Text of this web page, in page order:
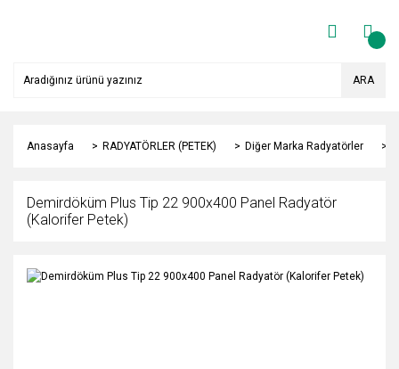
ARA
Anasayfa RADYATÖRLER (PETEK) Diğer Marka Radyatörler
Demirdöküm Plus Tip 22 900x400 Panel Radyatör
(Kalorifer Petek)